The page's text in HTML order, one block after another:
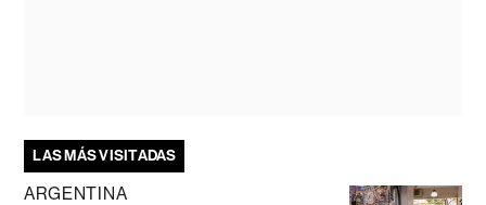
LAS MÁS VISITADAS
ARGENTINA